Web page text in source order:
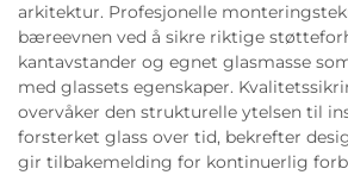
arkitektur. Profesjonelle
bæreevnen ved å sikre riktige
kantavstander og egnet glasmasse
med glassets egenskaper.
overvåker den strukturelle ytelsen til
forsterket glass over tid, bekrefter
gir tilbakemelding for kontinuerlig